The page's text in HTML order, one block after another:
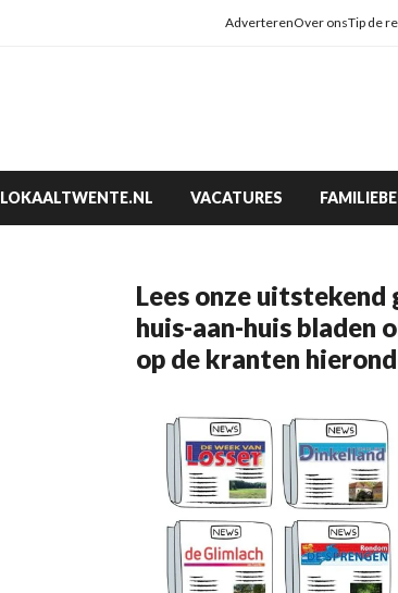
AdverterenOver onsTip de
LOKAALTWENTE.NL VACATURES
Lees onze uitstekend
huis-aan-huis bladen
op de kranten